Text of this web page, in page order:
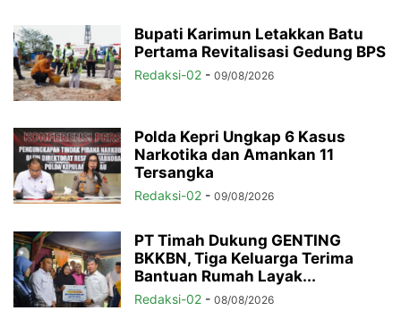
Bupati Karimun Letakkan Batu
Pertama Revitalisasi Gedung BPS
Redaksi-02 - 09/08/2026
Polda Kepri Ungkap 6 Kasus
Narkotika dan Amankan 11
Tersangka
Redaksi-02 - 09/08/2026
PT Timah Dukung GENTING
BKKBN, Tiga Keluarga Terima
Bantuan Rumah Layak...
Redaksi-02 - 08/08/2026